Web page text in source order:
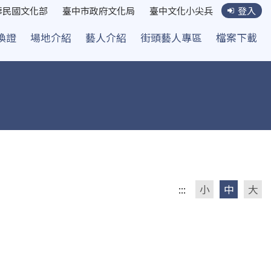
國文化部 臺中市政府文化局 臺中文化小尖兵 登入
證 場地介紹 藝人介紹 街頭藝人專區 檔案下載
::: 小 中 大